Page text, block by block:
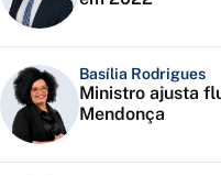
Basília Rodrigues
Ministro ajusta
Mendonça